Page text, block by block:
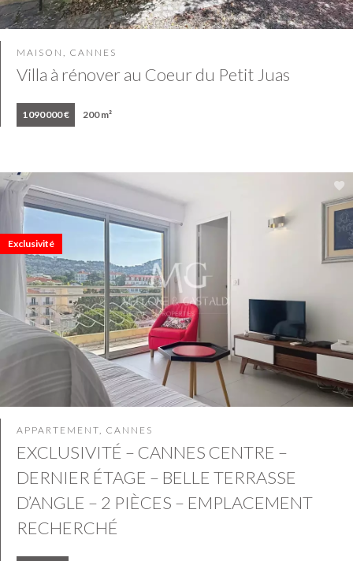
MAISON, CANNES
Villa à rénover au Coeur du Petit Juas
1 090 000 € 200 m²
APPARTEMENT, CANNES
EXCLUSIVITÉ – CANNES CENTRE –
DERNIER ÉTAGE – BELLE TERRASSE
D’ANGLE – 2 PIÈCES – EMPLACEMENT
RECHERCHÉ
Exclusivité